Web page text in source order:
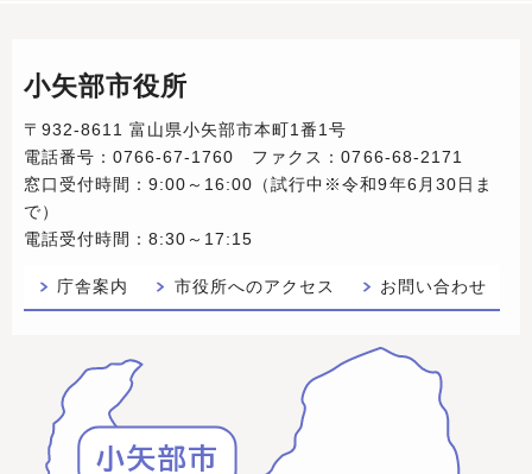
小矢部市役所
〒932-8611 富山県小矢部市本町1番1号
電話番号：0766-67-1760 ファクス：0766-68-2171
窓口受付時間：9:00～16:00（試行中※令和9年6月30日ま
で）
電話受付時間：8:30～17:15
庁舎案内 市役所へのアクセス お問い合わせ